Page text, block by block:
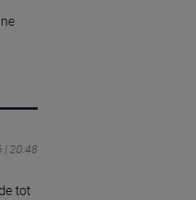
| 20:48
tot